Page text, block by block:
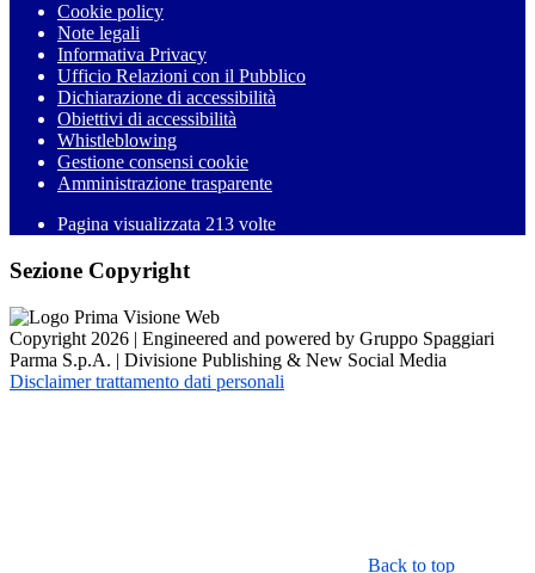
Cookie policy
Note legali
Informativa Privacy
Ufficio Relazioni con il Pubblico
Dichiarazione di accessibilità
Obiettivi di accessibilità
Whistleblowing
Gestione consensi cookie
Amministrazione trasparente
Pagina visualizzata 213 volte
Sezione Copyright
Copyright 2026 | Engineered and powered by Gruppo Spaggiari
Parma S.p.A. | Divisione Publishing & New Social Media
Disclaimer trattamento dati personali
Back to top